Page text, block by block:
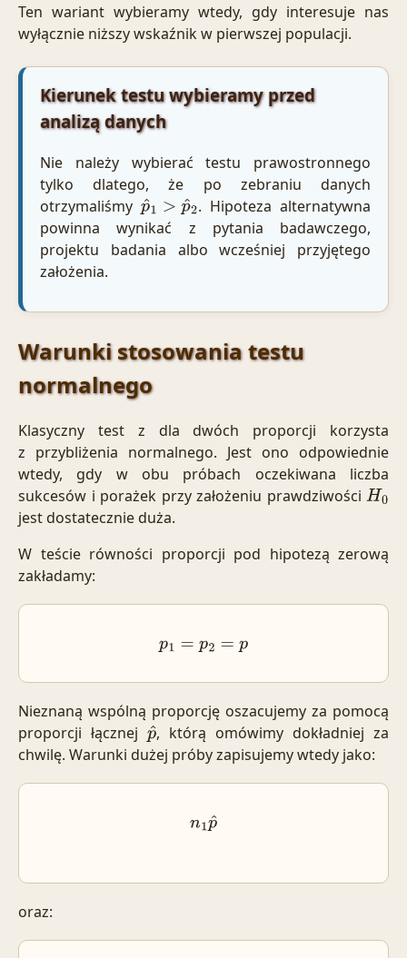
Ten wariant wybieramy wtedy, gdy interesuje nas
wyłącznie niższy wskaźnik w pierwszej populacji.
Kierunek testu wybieramy przed
analizą danych
Nie należy wybierać testu prawostronnego
tylko dlatego, że po zebraniu danych
otrzymaliśmyp^ 1>p^2. Hipoteza alternatywna
powinna wynikać z pytania badawczego,
projektu badania albo wcześniej przyjętego
założenia.
Warunki stosowania testu
normalnego
Klasyczny test z dla dwóch proporcji korzysta
z przybliżenia normalnego. Jest ono odpowiednie
wtedy, gdy w obu próbach oczekiwana liczba
sukcesów i porażek przy założeniu prawdziwościH0
jest dostatecznie duża.
W teście równości proporcji pod hipotezą zerową
zakładamy:
p1= p2 =p
Nieznaną wspólną proporcję oszacujemy za pomocą
proporcji łącznejp^, którą omówimy dokładniej za
chwilę. Warunki dużej próby zapisujemy wtedy jako:
n1p^
oraz: